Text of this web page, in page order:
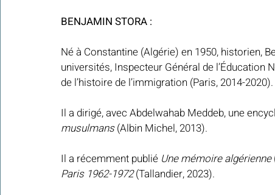
BENJAMIN STORA :
Né à Constantine (Algérie) en 1950, historien,
universités, Inspecteur Général de l’Éducation
de l’histoire de l’immigration (Paris, 2014-2020).
Il a dirigé, avec Abdelwahab Meddeb, une
musulmans (Albin Michel, 2013).
Il a récemment publié Une mémoire algérienne
Paris 1962-1972 (Tallandier, 2023).